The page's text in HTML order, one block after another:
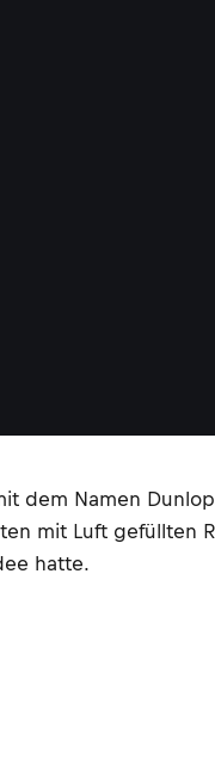
dem Namen
mit Luft gefüllten
hatte.